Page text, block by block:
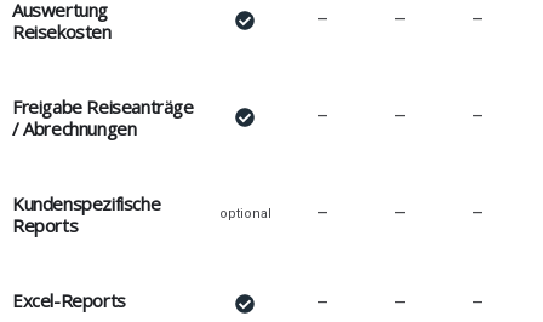
Auswertung
Reisekosten
– – –
Freigabe Reiseanträge
/ Abrechnungen
– – –
Kundenspezifische
Reports
optional – – –
Excel-Reports – – –